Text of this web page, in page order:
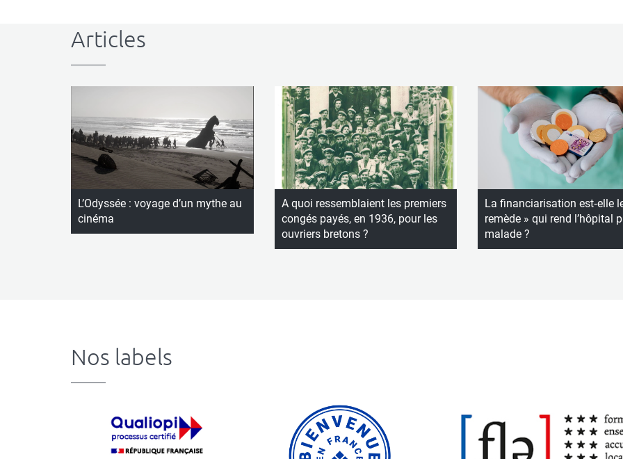
Articles
L’Odyssée : voyage d’un mythe au
cinéma
A quoi ressemblaient les premiers
congés payés, en 1936, pour les
ouvriers bretons ?
La financiarisation est‑elle
remède » qui rend l’hôpital
malade ?
Nos labels